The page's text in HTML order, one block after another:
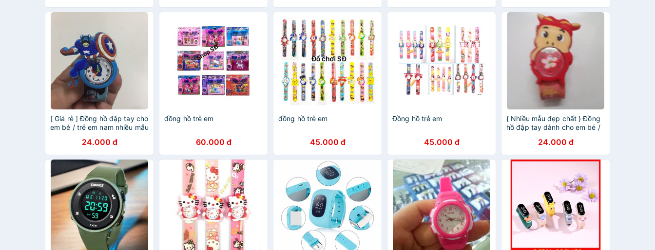
[ Giá rẻ ] Đồng hồ đập tay cho
em bé / trẻ em nam nhiều mẫu
24.000 đ
đồng hồ trẻ em
60.000 đ
đồng hồ trẻ em
45.000 đ
Đồng hồ trẻ em
45.000 đ
{ Nhiều mẫu đẹp chất } Đồng
hồ đập tay dành cho em bé /
24.000 đ